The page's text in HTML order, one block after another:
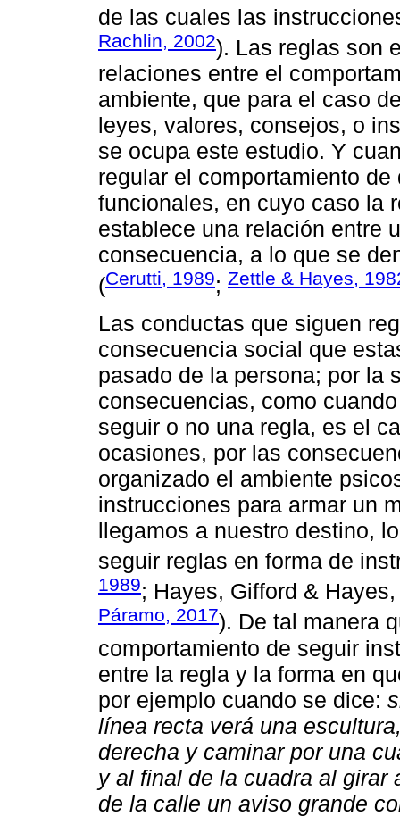
de las cuales las
Rachlin, 2002). Las reglas son
relaciones entre el
ambiente, que para el caso
leyes, valores, consejos, o
se ocupa este estudio. Y
regular el comportamiento
funcionales, en cuyo caso la
establece una relación entre
consecuencia, a lo que se
(Cerutti, 1989; Zettle & Hayes,
Las conductas que siguen
consecuencia social que
pasado de la persona; por la
consecuencias, como
seguir o no una regla, es el
ocasiones, por las
organizado el ambiente
instrucciones para armar un
llegamos a nuestro destino,
seguir reglas en forma de
1989; Hayes, Gifford &
Páramo, 2017). De tal manera
comportamiento de seguir
entre la regla y la forma en
por ejemplo cuando se dice:
línea recta verá una
derecha y caminar por una
y al final de la cuadra al girar
de la calle un aviso grande